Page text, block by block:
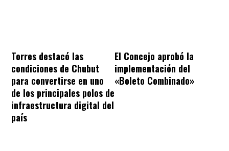
Torres destacó las
condiciones de Chubut
para convertirse en uno
de los principales polos de
infraestructura digital del
país
El Concejo aprobó la
implementación del
«Boleto Combinado»